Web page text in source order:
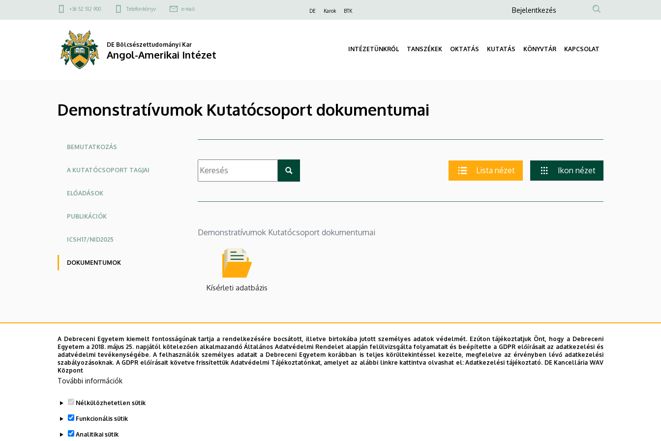
Amerikai
a
Felső
menü
+36 52 512 900 Telefonkönyv e-mail DE Karok BTK
Anonim
menüje
Bejelentkezés
DE Bölcsészettudományi Kar
Angol-Amerikai Intézet INTÉZETÜNKRŐL TANSZÉKEK OKTATÁS KUTATÁS KÖNYVTÁR KAPCSOLAT
Demonstratívumok Kutatócsoport dokumentumai
Oldalmenü
BEMUTATKOZÁS
A KUTATÓCSOPORT TAGJAI
ELŐADÁSOK
PUBLIKÁCIÓK
ICSH17/NID2025
DOKUMENTUMOK
Lista nézet Ikon nézet
Demonstratívumok Kutatócsoport dokumentumai
Kísérleti adatbázis
A Debreceni Egyetem kiemelt fontosságúnak tartja a rendelkezésére bocsátott, illetve birtokába jutott személyes adatok védelmét. Ezúton tájékoztatjuk Önt, hogy a Debreceni
Egyetem a 2018. május 25. napjától kötelezően alkalmazandó Általános Adatvédelmi Rendelet alapján felülvizsgálta folyamatait és beépítette a GDPR előírásait az adatkezelési és
adatvédelmi tevékenységébe. A felhasználók személyes adatait a Debreceni Egyetem korábban is teljes körültekintéssel kezelte, megfelelve az érvényben lévő adatkezelési
szabályozásoknak. A GDPR előírásait követve frissítettük Adatvédelmi Tájékoztatónkat, amelyet az alábbi linkre kattintva olvashat el:Adatkezelési tájékoztató. DE Kancellária WAV
Központ
További információk
Nélkülözhetetlen sütik
Funkcionális sütik
Analitikai sütik